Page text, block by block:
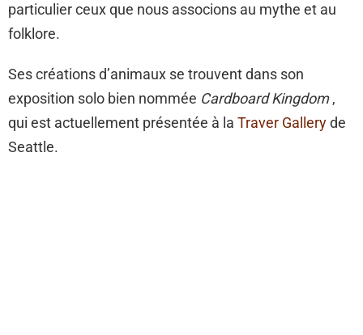
particulier ceux que nous associons au mythe et au
folklore.
Ses créations d’animaux se trouvent dans son
exposition solo bien nommée Cardboard Kingdom,
qui est actuellement présentée à la Traver Galleryde
Seattle.